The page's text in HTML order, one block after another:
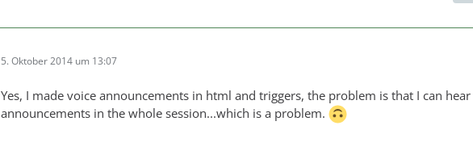
5. Oktober 2014 um 13:07
Yes, I made voice announcements in html and triggers, the problem is that I can
announcements in the whole session...which is a problem.